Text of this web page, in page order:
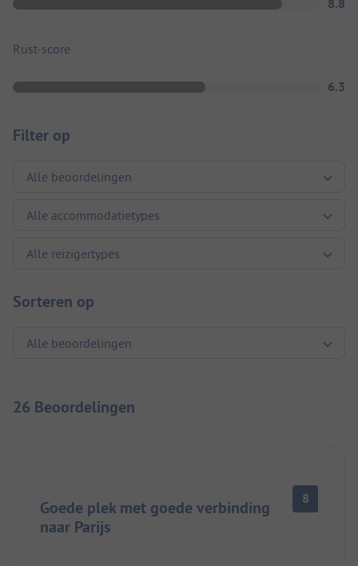
8.8
Rust-score
6.3
Filter op
Sorteren op
26 Beoordelingen
Goede plek met goede verbinding
naar Parijs
8